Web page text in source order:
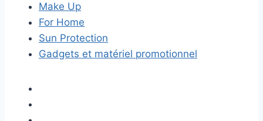
Make Up
For Home
Sun Protection
Gadgets et matériel promotionnel